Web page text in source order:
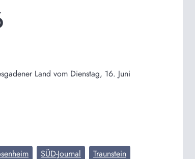
Land vom Dienstag, 16. Juni
SÜD-Journal Traunstein